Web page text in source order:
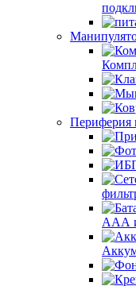
Периферия
ААА